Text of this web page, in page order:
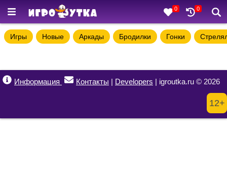
0 0
Игры Новые Аркады Бродилки Гонки
Информация Контакты | Developers | igroutka.ru © 2026
12+